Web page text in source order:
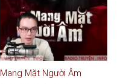
Mang Mặt Người Âm